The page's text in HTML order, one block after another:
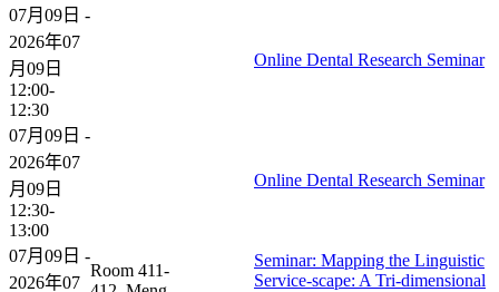
07月09日 -
2026年07
月09日
12:00-
12:30
Online Dental Research Seminar
07月09日 -
2026年07
月09日
12:30-
13:00
Online Dental Research Seminar
07月09日 -
2026年07
Room 411-
Seminar: Mapping the Linguistic
Service-scape: A Tri-dimensional